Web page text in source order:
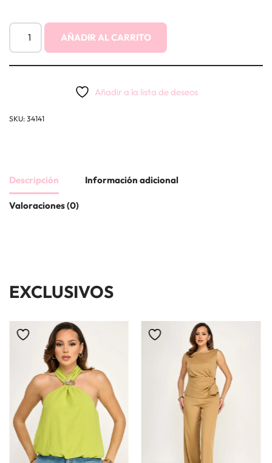
AÑADIR AL CARRITO
Añadir a la lista de deseos
SKU: 34141
Descripción Información adicional
Valoraciones (0)
EXCLUSIVOS